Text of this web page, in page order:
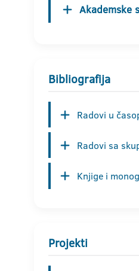
Akademske
Bibliografija
Radovi u
Radovi sa
Knjige i
Projekti